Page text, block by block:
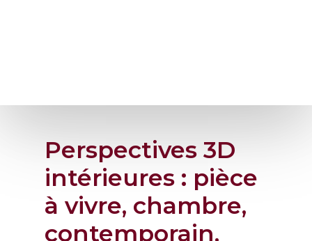
Perspectives 3D
intérieures : pièce
à vivre, chambre,
contemporain,